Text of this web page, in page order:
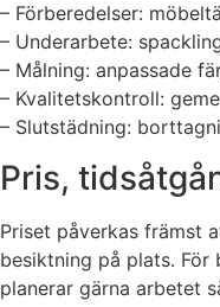
– Förberedelser:
– Underarbete:
– Målning: anpassade
– Kvalitetskontroll:
– Slutstädning:
Pris,
Priset påverkas främst
besiktning på plats.
planerar gärna arbetet